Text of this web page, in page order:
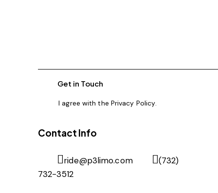
I agree with the Privacy Policy
Contact Info
ride@p3limo.com
(732)
732-3512